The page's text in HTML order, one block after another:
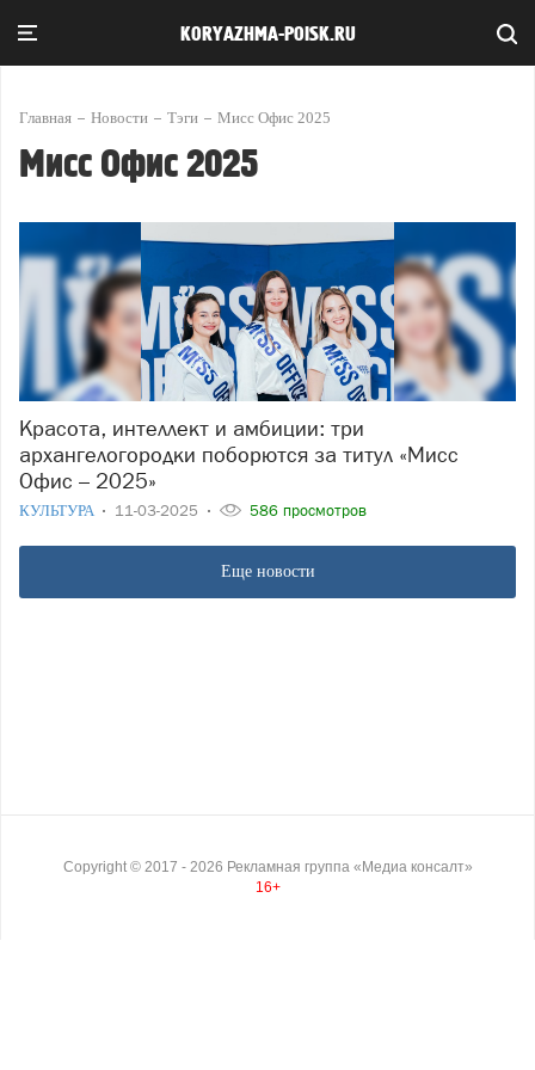
KORYAZHMA-POISK.RU
Главная Новости Тэги Мисс Офис 2025
Мисс Офис 2025
Красота, интеллект и амбиции: три
архангелогородки поборются за титул «Мисс
Офис – 2025»
КУЛЬТУРА 11-03-2025 586 просмотров
Еще новости
Copyright © 2017 - 2026 Рекламная группа «Медиа консалт»
16+